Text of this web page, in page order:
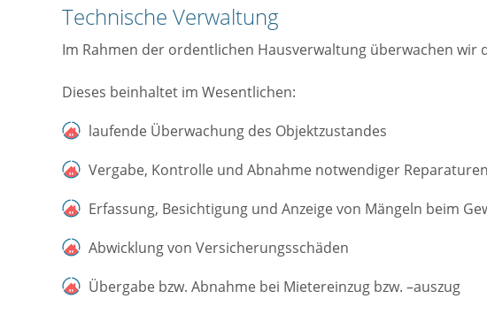
Technische Verwaltung
Im Rahmen der ordentlichen Hausverwaltung überwachen wir
Dieses beinhaltet im Wesentlichen:
laufende Überwachung des Objektzustandes
Vergabe, Kontrolle und Abnahme notwendiger
Erfassung, Besichtigung und Anzeige von Mängeln beim
Abwicklung von Versicherungsschäden
Übergabe bzw. Abnahme bei Mietereinzug bzw. –auszug